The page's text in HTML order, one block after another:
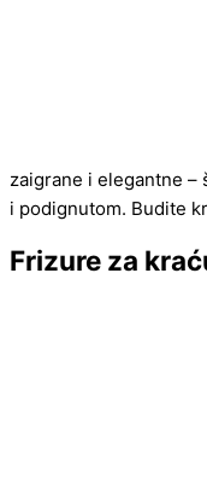
zaigrane i elegantne
i podignutom. Budite
Frizure za